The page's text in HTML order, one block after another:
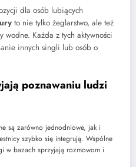
dla osób lubiących
to nie tylko żeglarstwo, ale też
Każda z tych aktywności
innych singli lub osób o
poznawaniu ludzi
są zarówno jednodniowe, jak i
szybko się integrują. Wspólne
w bazach sprzyjają rozmowom i